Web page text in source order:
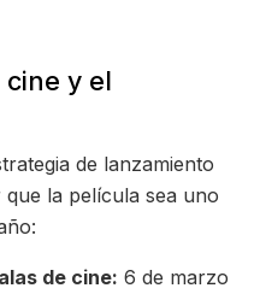
cine y el
de lanzamiento
la película sea uno
de cine: 6 de marzo